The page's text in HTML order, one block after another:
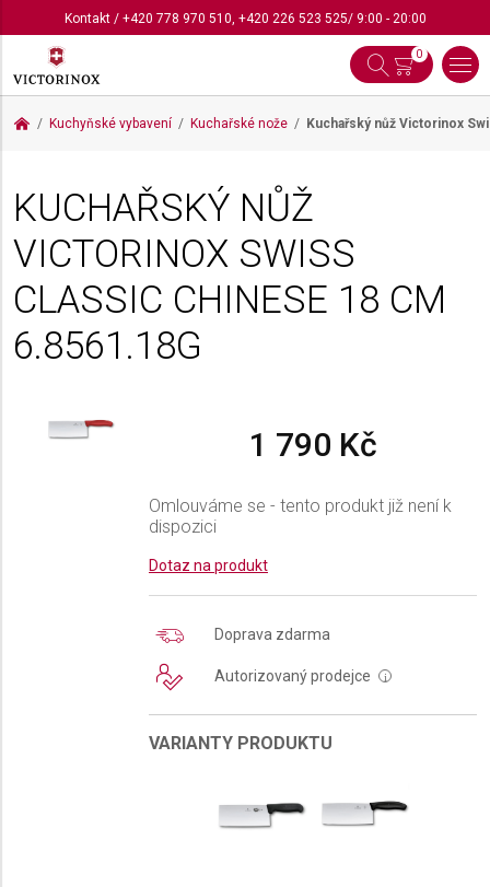
Kontakt/ +420 778 970 510, +420 226 523 525/ 9:00 - 20:00
0
Kuchyňské vybavení Kuchařské nože Kuchařský nůž Victorinox
KUCHAŘSKÝ NŮŽ
VICTORINOX SWISS
CLASSIC CHINESE 18 CM
6.8561.18G
1 790 Kč
Omlouváme se - tento produkt již není k
dispozici
Dotaz na produkt
Doprava zdarma
Autorizovaný prodejce i
VARIANTY PRODUKTU